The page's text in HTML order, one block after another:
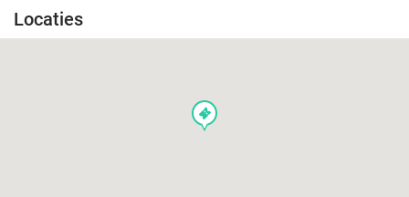
Locaties
events